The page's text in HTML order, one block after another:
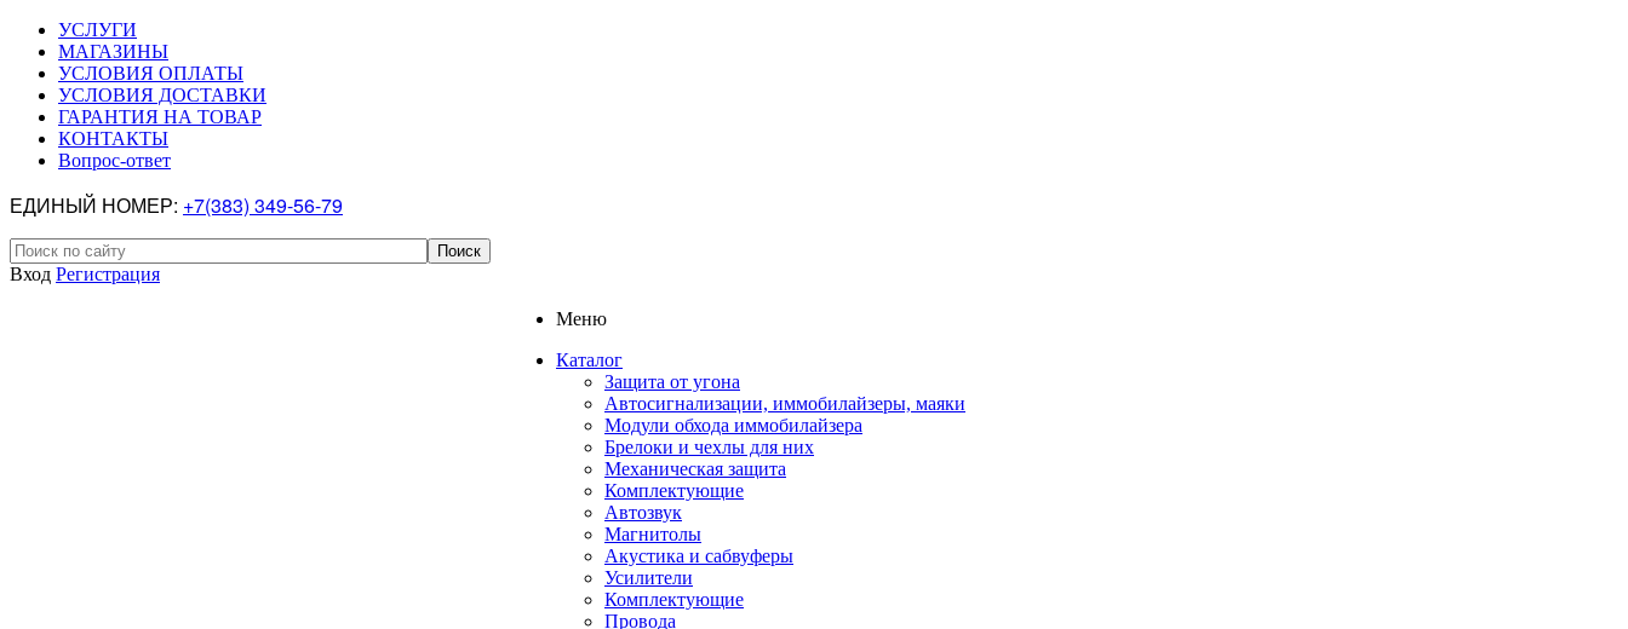
УСЛУГИ
МАГАЗИНЫ
УСЛОВИЯ ОПЛАТЫ
УСЛОВИЯ ДОСТАВКИ
ГАРАНТИЯ НА ТОВАР
КОНТАКТЫ
Вопрос-ответ
ЕДИНЫЙ НОМЕР: +7(383) 349-56-79
Вход Регистрация
Меню
Каталог
Защита от угона
Автосигнализации, иммобилайзеры, маяки
Модули обхода иммобилайзера
Брелоки и чехлы для них
Механическая защита
Комплектующие
Автозвук
Магнитолы
Акустика и сабвуферы
Усилители
Комплектующие
Провода